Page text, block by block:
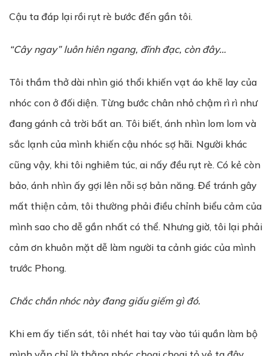
Cậu ta đáp lại rồi rụt rè bước đến gần tôi.
“Cây ngay” luôn hiên ngang, đĩnh đạc, còn đây…
Tôi thầm thở dài nhìn gió thổi khiến vạt áo khẽ lay của
nhóc con ở đối diện. Từng bước chân nhỏ chậm rì rì như
đang gánh cả trời bất an. Tôi biết, ánh nhìn lom lom và
sắc lạnh của mình khiến cậu nhóc sợ hãi. Người khác
cũng vậy, khi tôi nghiêm túc, ai nấy đều rụt rè. Có kẻ còn
bảo, ánh nhìn ấy gợi lên nỗi sợ bản năng. Để tránh gây
mất thiện cảm, tôi thường phải điều chỉnh biểu cảm của
mình sao cho dễ gần nhất có thể. Nhưng giờ, tôi lại phải
cảm ơn khuôn mặt dễ làm người ta cảnh giác của mình
trước Phong.
Chắc chắn nhóc này đang giấu giếm gì đó.
Khi em ấy tiến sát, tôi nhét hai tay vào túi quần làm bộ